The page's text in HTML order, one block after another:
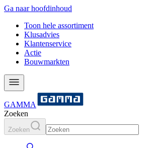
Ga naar hoofdinhoud
Toon hele assortiment
Klusadvies
Klantenservice
Actie
Bouwmarkten
GAMMA
Zoeken
Zoeken